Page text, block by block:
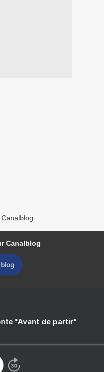
Canalblog
"Avant de partir"